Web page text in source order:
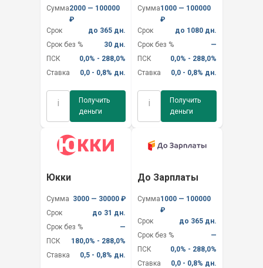
Сумма2000 — 100000
₽
Срок
до 365 дн.
Срок без %
30 дн.
ПСК
0,0% - 288,0%
Ставка
0,0 - 0,8% дн.
i
Получить
деньги
Сумма1000 — 100000
₽
Срок
до 1080 дн.
Срок без %
—
ПСК
0,0% - 288,0%
Ставка
0,0 - 0,8% дн.
i
Получить
деньги
Юкки
Сумма 3000 — 30000 ₽
Срок
до 31 дн.
Срок без %
—
ПСК
180,0% - 288,0%
Ставка
0,5 - 0,8% дн.
До Зарплаты
Сумма1000 — 100000
₽
Срок
до 365 дн.
Срок без %
—
ПСК
0,0% - 288,0%
Ставка
0,0 - 0,8% дн.